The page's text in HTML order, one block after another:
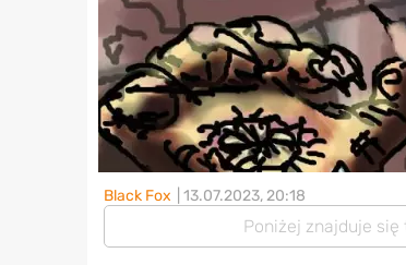
Black Fox | 13.07.2023, 20:18
Poniżej znajduje